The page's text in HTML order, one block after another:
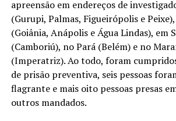
apreensão em endereços de
(Gurupi, Palmas, Figueirópolis e
(Goiânia, Anápolis e Água Lindas), em
(Camboriú), no Pará (Belém) e no
(Imperatriz). Ao todo, foram
de prisão preventiva, seis pessoas
flagrante e mais oito pessoas presas
outros mandados.